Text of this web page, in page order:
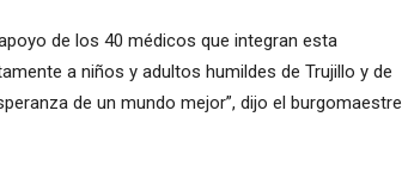
de los 40 médicos que integran esta
a niños y adultos humildes de Trujillo y de
de un mundo mejor”, dijo el burgomaestre